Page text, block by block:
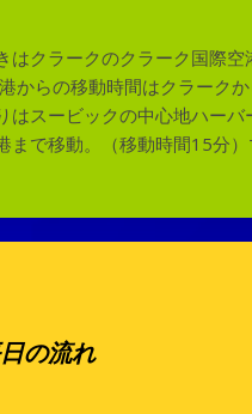
はクラークのクラーク国際空
からの移動時間はクラーク
はスービックの中心地ハー
まで移動。（移動時間15分
の流れ